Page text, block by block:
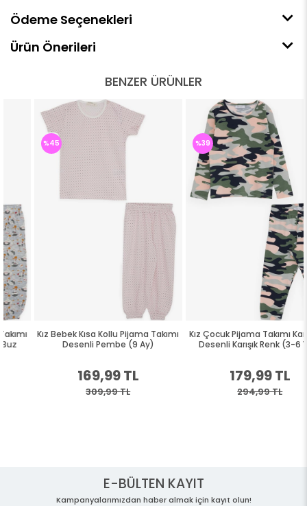
Ödeme Seçenekleri
Ürün Önerileri
BENZER ÜRÜNLER
Kız Bebek Kısa Kollu Pijama Takımı
Desenli Pembe (9 Ay)
169,99 TL
309,99 TL
Kız Çocuk Pijama Takımı Kamuflaj
Desenli Karışık Renk (3-6 Yaş)
179,99 TL
294,99 TL
E-BÜLTEN KAYIT
Kampanyalarımızdan haber almak için kayıt olun!